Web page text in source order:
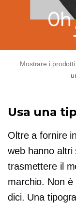
Mostrare i
Usa una
Oltre a fornire
web hanno altri
trasmettere il
marchio. Non
dici. Una